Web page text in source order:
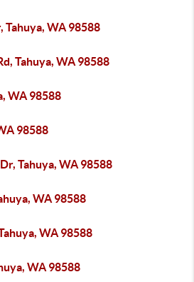
Tahuya, WA 98588
Tahuya, WA 98588
WA 98588
98588
Tahuya, WA 98588
WA 98588
WA 98588
WA 98588